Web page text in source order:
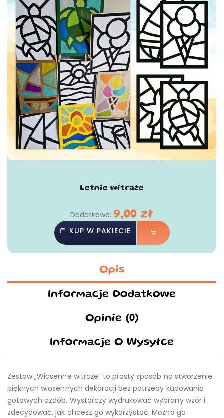
Letnie witraże
Dodatkowo:9,00zł
KUP W PAKIECIE
Opis
Informacje Dodatkowe
Opinie (0)
Informacje O Wysyłce
Zestaw „Wiosenne witraże” to prosty sposób na stworzenie
pięknych wiosennych dekoracji bez potrzeby kupowania
gotowych ozdób. Wystarczy wydrukować wybrany wzór i
zdecydować, jak chcesz go wykorzystać. Można go